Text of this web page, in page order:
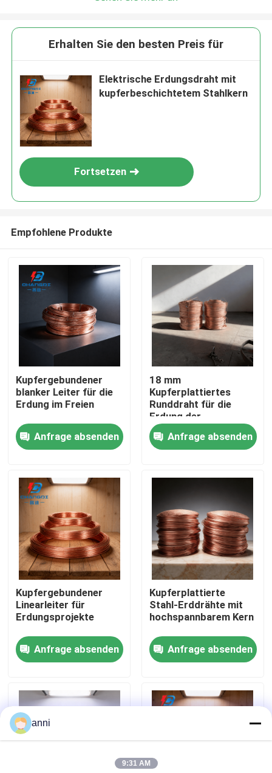
Videos
Über uns
Fabrik Tour
Qualitätskontrolle
Kontakt
Nachrichten
Alle Fälle
Erhalten Sie den besten Preis für
Elektrische Erdungsdraht mit
kupferbeschichtetem Stahlkern
Fortsetzen
Empfohlene Produkte
Kupfergebundener
blanker Leiter für die
Erdung im Freien
Anfrage absenden
18 mm
Kupferplattiertes
Runddraht für die
Erdung der
Übertragung
Anfrage absenden
Kupfergebundener
Linearleiter für
Erdungsprojekte
Anfrage absenden
Kupferplattierte
Stahl-Erddrähte mit
hochspannbarem Kern
Anfrage absenden
anni
9:31 AM